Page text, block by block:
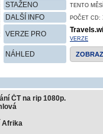
STAŽENO TENTO
DALŠÍ INFO POČET CD:
VERZE PRO
VERZE
NÁHLED
ČT na rip 1080p.
Afrika